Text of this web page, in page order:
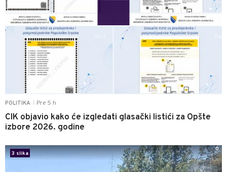
POLITIKA Pre 5 h
CIK objavio kako će izgledati glasački listići za Opšte
izbore 2026. godine
3 slika
0